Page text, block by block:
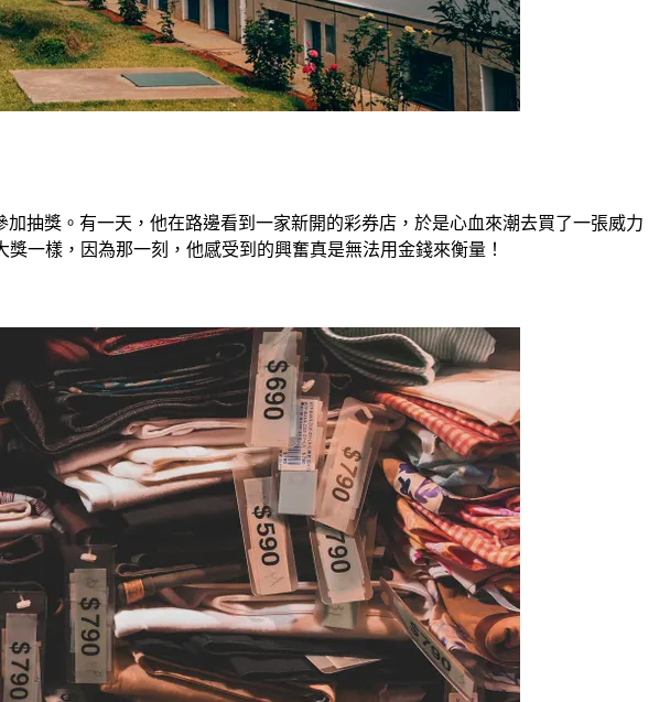
抽獎。有一天，他在路邊看到一家新開的彩券店，於是心血來潮去買了一張威力
一樣，因為那一刻，他感受到的興奮真是無法用金錢來衡量！